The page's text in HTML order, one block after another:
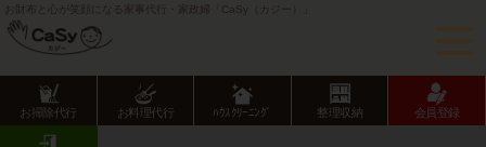
お財布と心が笑顔になる家事代行・家政婦「CaSy（カジー）」
お掃除代行 お料理代行 ﾊｳｽｸﾘｰﾆﾝｸﾞ 整理収納 会員登録
CaSy TOP